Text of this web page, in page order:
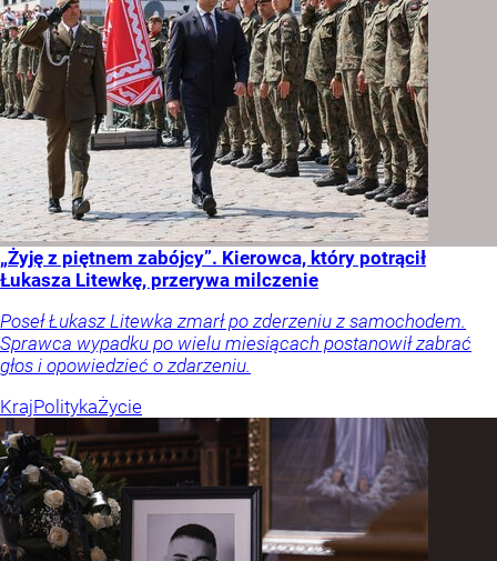
„Żyję z piętnem zabójcy”. Kierowca, który potrącił
Łukasza Litewkę, przerywa milczenie
Poseł Łukasz Litewka zmarł po zderzeniu z samochodem.
Sprawca wypadku po wielu miesiącach postanowił zabrać
głos i opowiedzieć o zdarzeniu.
KrajPolitykaŻycie